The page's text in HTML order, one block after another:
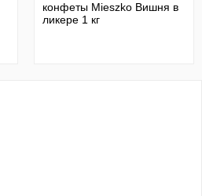
конфеты Mieszko Вишня в
ликере 1 кг